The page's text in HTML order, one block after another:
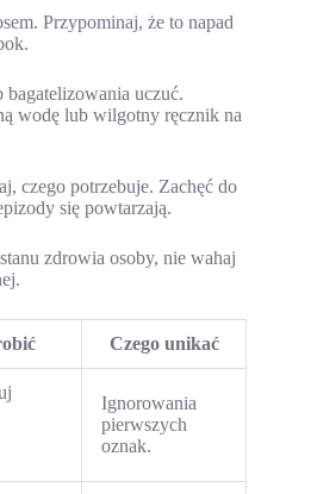
Przypominaj, że to napad
bagatelizowania uczuć.
wodę lub wilgotny ręcznik na
czego potrzebuje. Zachęć do
się powtarzają.
zdrowia osoby, nie wahaj
Czego unikać
Ignorowania
pierwszych
oznak.